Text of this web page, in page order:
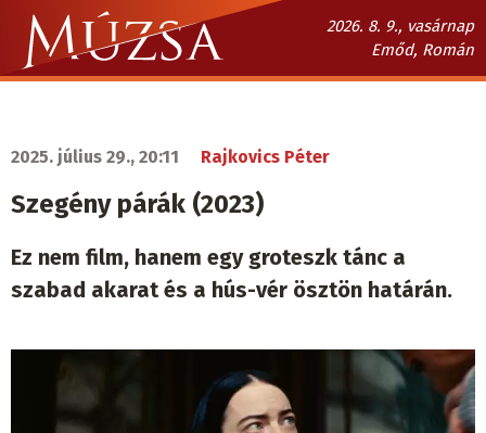
Ugrás
tartalomra
2026. 8. 9., vasárnap
Emőd, Román
Múzsa.sk
navigáció
2025. július 29., 20:11 Rajkovics Péter
Szegény párák (2023)
Ez nem film, hanem egy groteszk tánc a
szabad akarat és a hús-vér ösztön határán.